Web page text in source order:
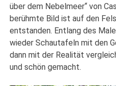
über dem Nebelmeer“ von
berühmte Bild ist auf den
entstanden. Entlang des
wieder Schautafeln mit den
dann mit der Realität
und schön gemacht.